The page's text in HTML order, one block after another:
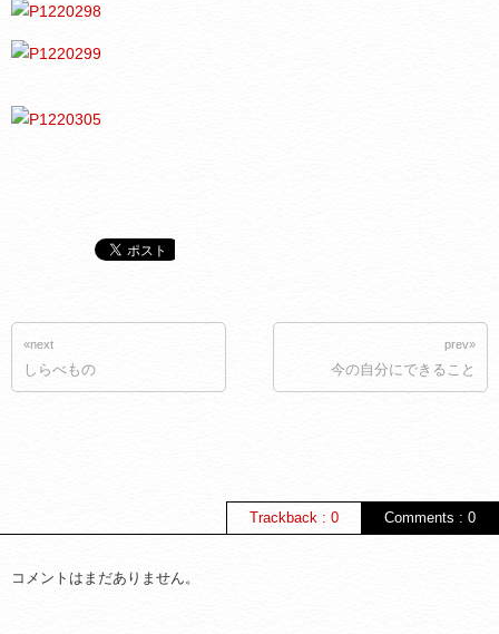
«next
しらべもの
prev»
今の自分にできること
Comments : 0
Trackback : 0
コメントはまだありません。